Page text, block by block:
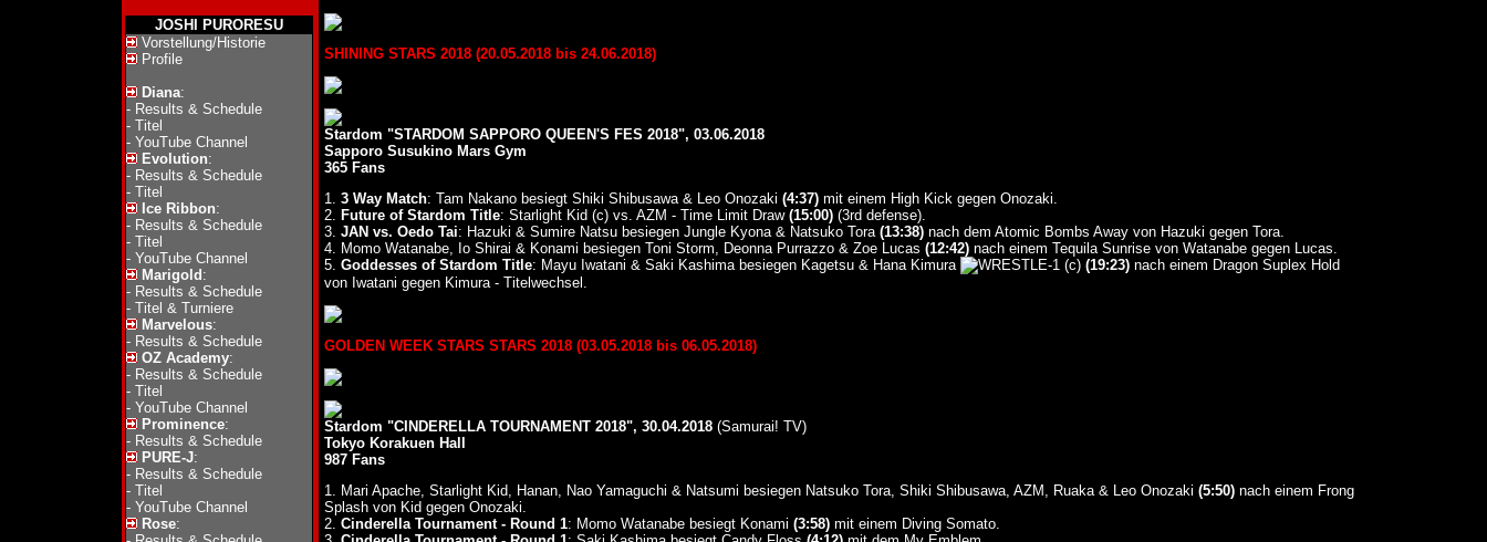
JOSHI PURORESU
Vorstellung/Historie
Profile
Diana:
- Results & Schedule
- Titel
- YouTube Channel
Evolution:
- Results & Schedule
- Titel
Ice Ribbon:
- Results & Schedule
- Titel
- YouTube Channel
Marigold :
- Results & Schedule
- Titel & Turniere
Marvelous:
- Results & Schedule
OZ Academy:
- Results & Schedule
- Titel
- YouTube Channel
Prominence:
- Results & Schedule
PURE-J:
- Results & Schedule
- Titel
- YouTube Channel
Rose:
SHINING STARS 2018 (20.05.2018 bis 24.06.2018)
Stardom "STARDOM SAPPORO QUEEN'S FES 2018", 03.06.2018
Sapporo Susukino Mars Gym
365 Fans
1. 3 Way Match: Tam Nakano besiegt Shiki Shibusawa & Leo Onozaki (4:37)mit einem High Kick gegen Onozaki.
2. Future of Stardom Title: Starlight Kid (c) vs. AZM - Time Limit Draw (15:00)(3rd defense).
3. JAN vs. Oedo Tai: Hazuki & Sumire Natsu besiegen Jungle Kyona & Natsuko Tora (13:38)nach dem Atomic Bombs Away von Hazuki gegen Tora.
4. Momo Watanabe, Io Shirai & Konami besiegen Toni Storm, Deonna Purrazzo & Zoe Lucas (12:42)nach einem Tequila Sunrise von Watanabe gegen Lucas.
5. Goddesses of Stardom Title: Mayu Iwatani & Saki Kashima besiegen Kagetsu & Hana Kimura (c) (19:23)nach einem Dragon Suplex Hold
von Iwatani gegen Kimura - Titelwechsel.
GOLDEN WEEK STARS STARS 2018 (03.05.2018 bis 06.05.2018)
Stardom "CINDERELLA TOURNAMENT 2018", 30.04.2018(Samurai! TV)
Tokyo Korakuen Hall
987 Fans
1. Mari Apache, Starlight Kid, Hanan, Nao Yamaguchi & Natsumi besiegen Natsuko Tora, Shiki Shibusawa, AZM, Ruaka & Leo Onozaki (5:50)nach einem Frong
Splash von Kid gegen Onozaki.
2. Cinderella Tournament - Round 1: Momo Watanabe besiegt Konami (3:58)mit einem Diving Somato.